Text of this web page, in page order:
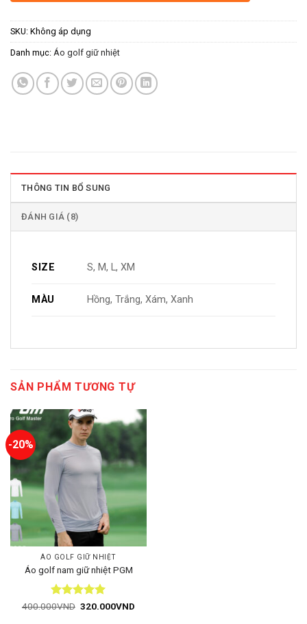
SKU: Không áp dụng
Danh mục: Áo golf giữ nhiệt
THÔNG TIN BỔ SUNG
ĐÁNH GIÁ (8)
SIZE S, M, L, XM
MÀU Hồng, Trắng, Xám, Xanh
SẢN PHẨM TƯƠNG TỰ
-20%
ÁO GOLF GIỮ NHIỆT
Áo golf nam giữ nhiệt PGM
Được xếp
400.000VND Giá
320.000VND